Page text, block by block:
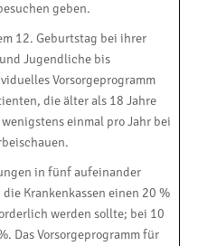
geben.
12. Geburtstag bei ihrer
Jugendliche bis
Vorsorgeprogramm
die älter als 18 Jahre
einmal pro Jahr bei
in fünf aufeinander
Krankenkassen einen 20 %
werden sollte; bei 10
Das Vorsorgeprogramm für